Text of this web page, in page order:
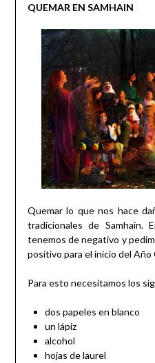
QUEMAR EN SAMHAIN
Quemar lo que nos hace
tradicionales de
tenemos de negativo y
positivo para el inicio del Año
Para esto necesitamos los
dos papeles en blanco
un lápiz
alcohol
hojas de laurel